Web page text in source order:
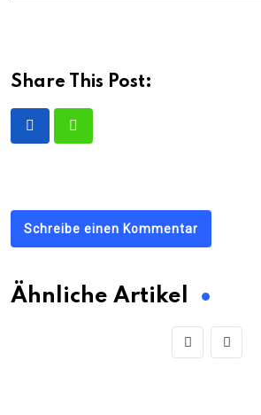
Share This Post:
Schreibe einen Kommentar
Ähnliche Artikel